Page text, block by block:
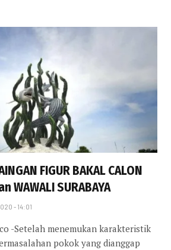
FIGUR BAKAL CALON
WAWALI SURABAYA
- 14:01
-Setelah menemukan karakteristik
pokok yang dianggap